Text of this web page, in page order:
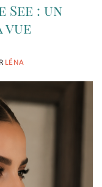
: un
vue
LÉNA